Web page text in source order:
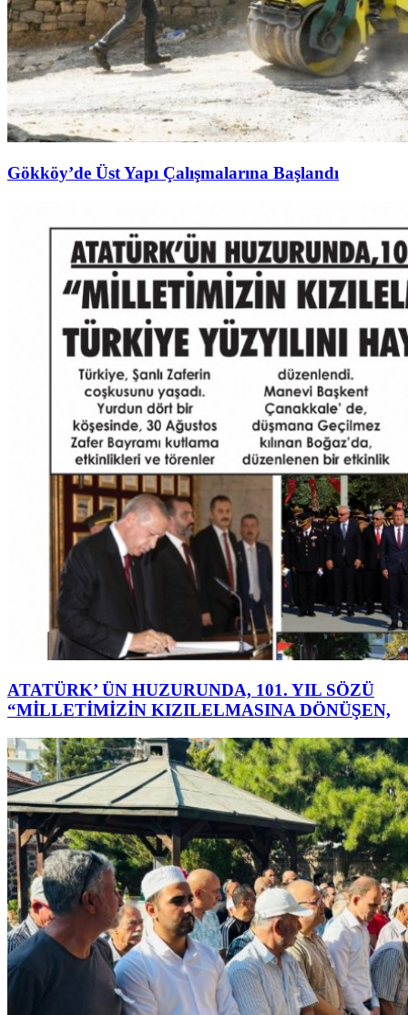
Gökköy’de Üst Yapı Çalışmalarına Başlandı
ATATÜRK’ ÜN HUZURUNDA, 101. YIL SÖZÜ
“MİLLETİMİZİN KIZILELMASINA DÖNÜŞEN,